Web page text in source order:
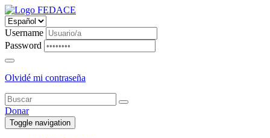
Username
Password
Olvidé mi contraseña
Donar
Toggle navigation